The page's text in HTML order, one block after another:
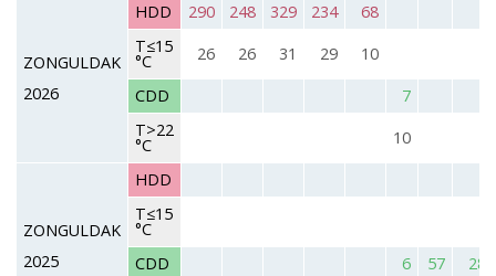
ZONGULDAK
2026
HDD 290 248 329 234
68
T≤15
°C 26 26 31 29
10
CDD
7
T>22
°C 10
ZONGULDAK
2025
HDD
T≤15
°C
CDD
6 57
28